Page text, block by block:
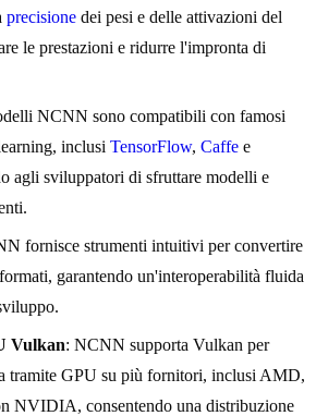
precisione dei pesi e delle attivazioni del
le prestazioni e ridurre l'impronta di
NCNN sono compatibili con famosi
inclusi TensorFlow, Caffe e
agli sviluppatori di sfruttare modelli e
fornisce strumenti intuitivi per convertire
garantendo un'interoperabilità fluida
Vulkan: NCNN supporta Vulkan per
tramite GPU su più fornitori, inclusi AMD,
NVIDIA, consentendo una distribuzione